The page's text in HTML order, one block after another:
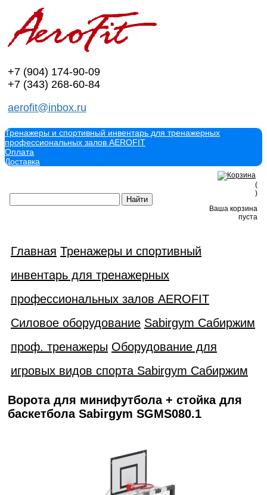
+7 (904) 174-90-09
+7 (343) 268-60-84
aerofit@inbox.ru
Тренажеры и спортивный инвентарь для тренажерных
профессиональных залов AEROFIT
Оплата
Доставка
(
)
Ваша корзина
пуста
Главная Тренажеры и спортивный
инвентарь для тренажерных
профессиональных залов AEROFIT
Силовое оборудование Sabirgym Сабиржим
проф. тренажеры Оборудование для
игровых видов спорта Sabirgym Сабиржим
Ворота для минифутбола + стойка для
баскетбола Sabirgym SGMS080.1